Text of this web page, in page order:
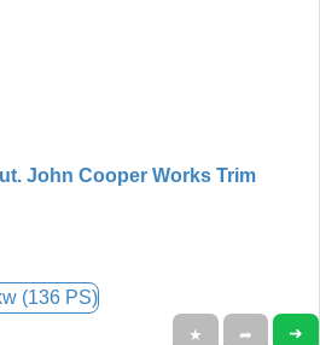
John Cooper Works Trim
(136 PS)
★ ➦ ➜